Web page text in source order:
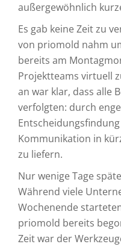
außergewöhnlich
Es gab keine Zeit zu
von priomold nahm
bereits am
Projektteams virtuell
an war klar, dass alle
verfolgten: durch
Kommunikation in
zu liefern.
Nur wenige Tage
Während viele
Wochenende
priomold bereits
Zeit war der